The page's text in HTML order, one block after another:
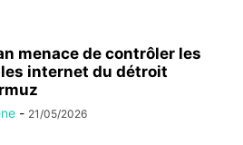
menace de contrôler les
internet du détroit
- 21/05/2026